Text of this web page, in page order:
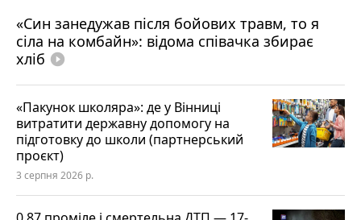
«Син занедужав після бойових травм, то я
сіла на комбайн»: відома співачка збирає
хліб play_circle_filled
«Пакунок школяра»: де у Вінниці
витратити державну допомогу на
підготовку до школи (партнерський
проєкт)
3 серпня 2026 р.